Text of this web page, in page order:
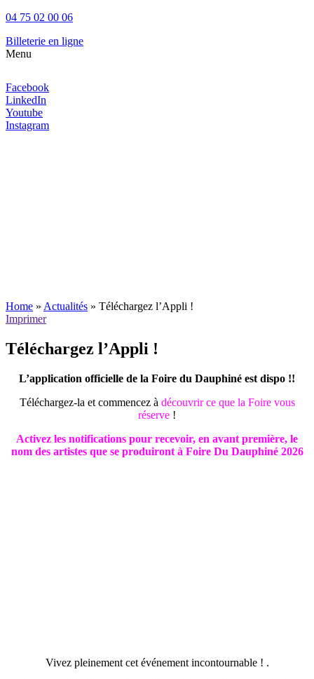
04 75 02 00 06
Billeterie en ligne
Menu
contenu
Facebook
LinkedIn
Youtube
Instagram
Home » Actualités » Téléchargez l’Appli !
Imprimer
Téléchargez l’Appli !
L’application officielle de la Foire du Dauphiné est dispo !!
Téléchargez-la et commencez à découvrir ce que la Foire vous
réserve !
Activez les notifications pour recevoir, en avant première, le
nom des artistes que se produiront à Foire Du Dauphiné 2026
Vivez pleinement cet événement incontournable ! .